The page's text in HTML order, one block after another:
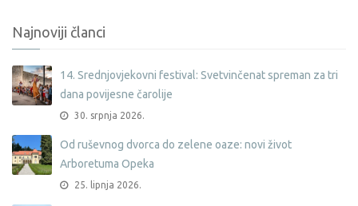
Najnoviji članci
14. Srednjovjekovni festival: Svetvinčenat spreman za tri
dana povijesne čarolije
30. srpnja 2026.
Od ruševnog dvorca do zelene oaze: novi život
Arboretuma Opeka
25. lipnja 2026.